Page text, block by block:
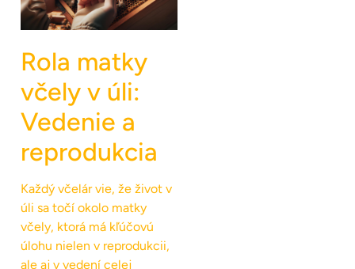
Rola matky
včely v úli:
Vedenie a
reprodukcia
Každý včelár vie, že život v
úli sa točí okolo matky
včely, ktorá má kľúčovú
úlohu nielen v reprodukcii,
ale aj v vedení celej